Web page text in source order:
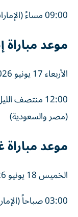
09:00 مساءً (الإمارات) - 08:00 مساءً (مصر والسعودية)
موعد مباراة
الأربعاء 17 يونيو 2026
(مصر والسعودية)
موعد مباراة
الخميس 18 يونيو 2026
03:00 صباحاً (الإمارات) - 02:00 صباحاً (مصر والسعودية)